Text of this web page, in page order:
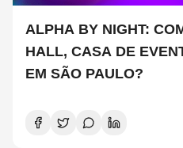
ALPHA BY NIGHT:
HALL, CASA DE
EM SÃO PAULO?